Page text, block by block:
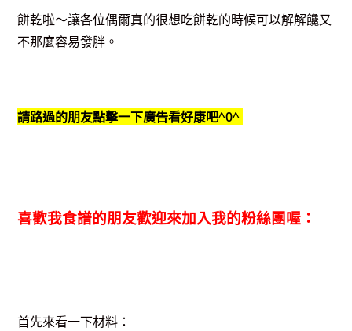
餅乾啦～讓各位偶爾真的很想吃餅乾的時候可以解解饞又
不那麼容易發胖。
請路過的朋友點擊一下廣告看好康吧^0^
喜歡我食譜的朋友歡迎來加入我的粉絲團喔：
首先來看一下材料：